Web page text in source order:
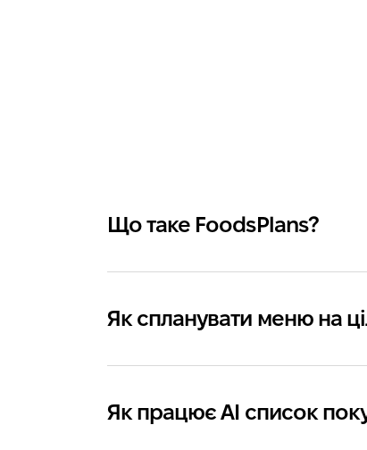
Що таке FoodsPlans?
Як спланувати меню на
Як працює AI список